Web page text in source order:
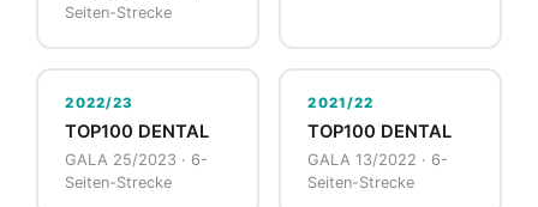
Seiten-Strecke
2022/23
TOP100 DENTAL
GALA 25/2023 · 6-
Seiten-Strecke
2021/22
TOP100 DENTAL
GALA 13/2022 · 6-
Seiten-Strecke